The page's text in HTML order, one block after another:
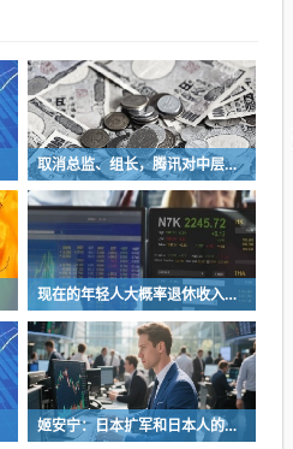
取消总监、组长，腾讯对中层下手了
现在的年轻人大概率退休收入是远比不上上一辈的
姬安宁：日本扩军和日本人的特殊冒险性